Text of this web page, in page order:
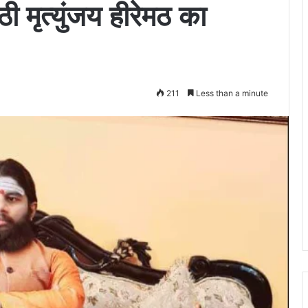
मृत्युंजय हीरेमठ का
211 Less than a minute